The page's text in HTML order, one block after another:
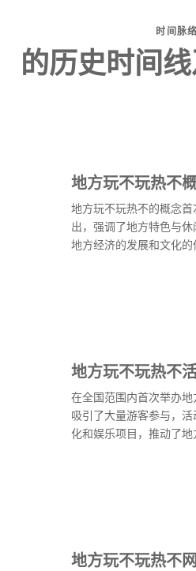
时间脉络
的历史时间
地方玩不玩热不
地方玩不玩热不的概念
出，强调了地方特色与
地方经济的发展和文化的
地方玩不玩热不
在全国范围内首次举办地
吸引了大量游客参与，
化和娱乐项目，推动了地
地方玩不玩热不